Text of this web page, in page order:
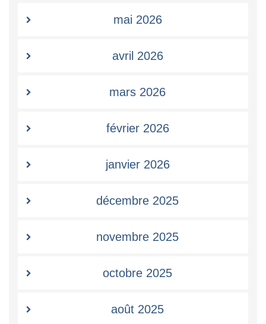
mai 2026
avril 2026
mars 2026
février 2026
janvier 2026
décembre 2025
novembre 2025
octobre 2025
août 2025